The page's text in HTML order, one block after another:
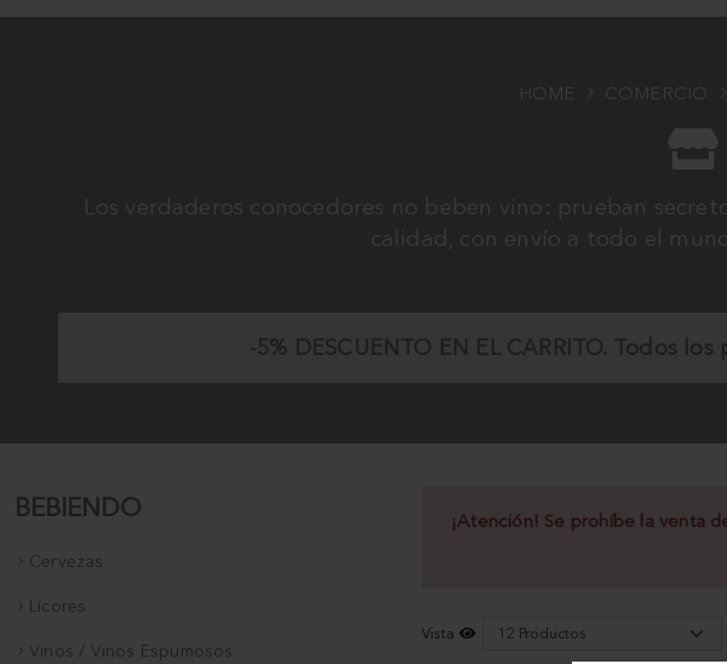
Los verdaderos conocedores no beben vino: prueban
calidad, con envío a todo el
-5% DESCUENTO EN EL CARRITO. Todos los
HOME COMERCIO
BEBIENDO
Cervezas
Licores
Vinos / Vinos Espumosos
¡Atención! Se prohíbe la venta
Vista